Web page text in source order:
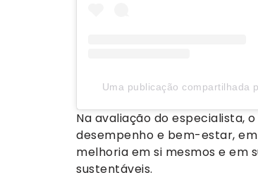
Uma publicação compartilhada
Na avaliação do especialista,
desempenho e bem-estar,
melhoria em si mesmos e em
sustentáveis.